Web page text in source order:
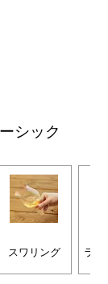
シック
スワリング ライ